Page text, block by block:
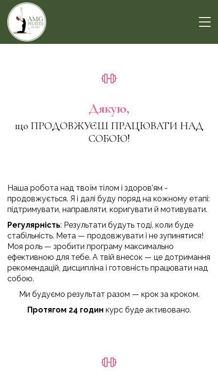
Дякую,
що ПРОДОВЖУЄШ ПРАЦЮВАТИ НАД
СОБОЮ!
Наша робота над твоїм тілом і здоров’ям -
продовжується. Я і далі буду поряд на кожному етапі:
підтримувати, направляти, коригувати й мотивувати.
Регулярність: Результати будуть тоді, коли буде
стабільність. Мета — продовжувати і не зупинятися!
Моя роль — зробити програму максимально
ефективною для тебе. А твій внесок — це дотримання
рекомендацій, дисципліна і готовність працювати над
собою.
Ми будуємо результат разом — крок за кроком.
Протягом 24 годин курс буде активовано.